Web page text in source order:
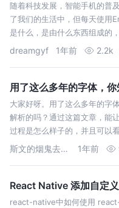
随着科技发展，智能手机的普
了我们的生活中，但每天使用
是什么，是由什么东西组成的
么区别吗？本文就从技术的角
dreamgyf 1年前 2.2k
用了这么多年的字体，
大家好呀。用了这么多年的字
解析的吗？通过这篇文章，能
过程是怎么样子的，并且可以
尝试自定义按需解析所需要的
斯文的烟鬼去shi吧 1年前
React Native 添加自定
react-native中如何使用